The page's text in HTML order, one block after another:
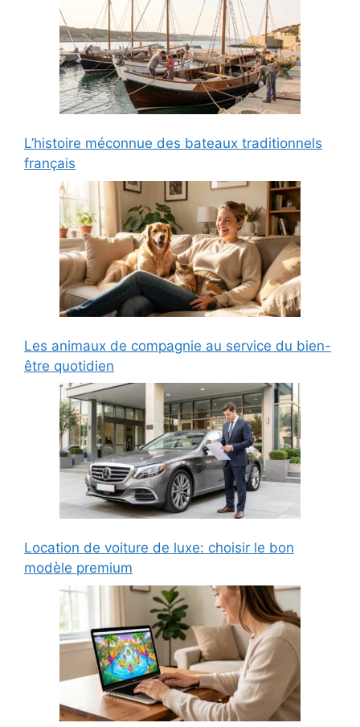
L’histoire méconnue des bateaux traditionnels
français
Les animaux de compagnie au service du bien-
être quotidien
Location de voiture de luxe: choisir le bon
modèle premium